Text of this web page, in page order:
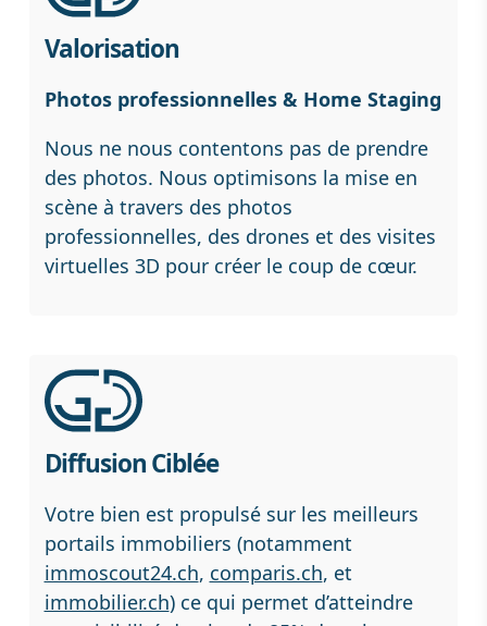
Valorisation
Photos professionnelles & Home Staging
Nous ne nous contentons pas de prendre
des photos. Nous optimisons la mise en
scène à travers des photos
professionnelles, des drones et des visites
virtuelles 3D pour créer le coup de cœur.
Diffusion Ciblée
Votre bien est propulsé sur les meilleurs
portails immobiliers (notamment
immoscout24.ch, comparis.ch, et
immobilier.ch) ce qui permet d’atteindre